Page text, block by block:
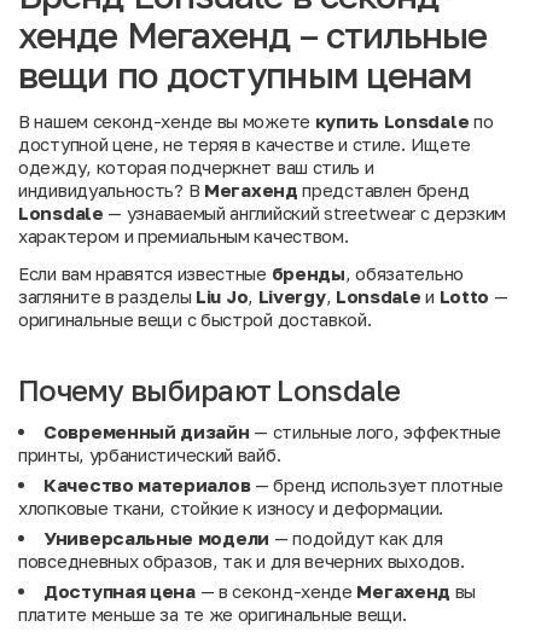
хенде Мегахенд – стильные
вещи по доступным ценам
В нашем секонд-хенде вы можете купить Lonsdale по
доступной цене, не теряя в качестве и стиле. Ищете
одежду, которая подчеркнет ваш стиль и
индивидуальность? В Мегахенд представлен бренд
Lonsdale — узнаваемый английский streetwear с дерзким
характером и премиальным качеством.
Если вам нравятся известные бренды, обязательно
загляните в разделы Liu Jo, Livergy, Lonsdale и Lotto —
оригинальные вещи с быстрой доставкой.
Почему выбирают Lonsdale
Современный дизайн — стильные лого, эффектные
принты, урбанистический вайб.
Качество материалов— бренд использует плотные
хлопковые ткани, стойкие к износу и деформации.
Универсальные модели — подойдут как для
повседневных образов, так и для вечерних выходов.
Доступная цена— в секонд-хенде Мегахенд вы
платите меньше за те же оригинальные вещи.